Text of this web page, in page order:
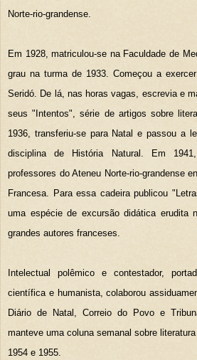
Norte-rio-grandense.
Em 1928, matriculou-se na Faculdade de
grau na turma de 1933. Começou a
Seridó. De lá, nas horas vagas, escrevia e
seus "Intentos", série de artigos sobre
1936, transferiu-se para Natal e passou a
disciplina de História Natural. Em
professores do Ateneu Norte-rio-grandense
Francesa. Para essa cadeira publicou
uma espécie de excursão didática erudita
grandes autores franceses.
Intelectual polêmico e contestador,
científica e humanista, colaborou
Diário de Natal, Correio do Povo e
manteve uma coluna semanal sobre
1954 e 1955.